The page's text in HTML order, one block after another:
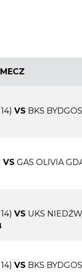
MECZ
VS BKS
VS GAS OLIVIA
VS UKS
VS BKS